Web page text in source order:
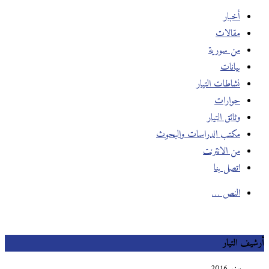
أخبار
مقالات
من سورية
بيانات
نشاطات التيار
حوارات
وثائق التيار
مكتب الدراسات والبحوث
من الانترنت
اتصل بنا
النص …
التيار